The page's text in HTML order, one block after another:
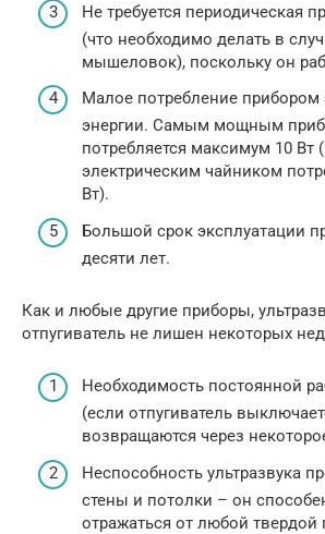
Не требуется периодическая
(что необходимо делать в
мышеловок), поскольку он
Малое потребление прибором
энергии. Самым мощным
потребляется максимум 10 Вт
электрическим чайником
Вт).
Большой срок эксплуатации
десяти лет.
Как и любые другие приборы,
отпугиватель не лишен некоторых
Необходимость постоянной
(если отпугиватель
возвращаются через
Неспособность ультразвука
стены и потолки – он
отражаться от любой твердой